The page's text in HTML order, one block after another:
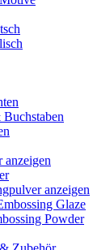
anzeigen
anzeigen
Glaze
Powder